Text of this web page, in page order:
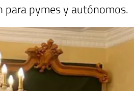
para pymes y autónomos.